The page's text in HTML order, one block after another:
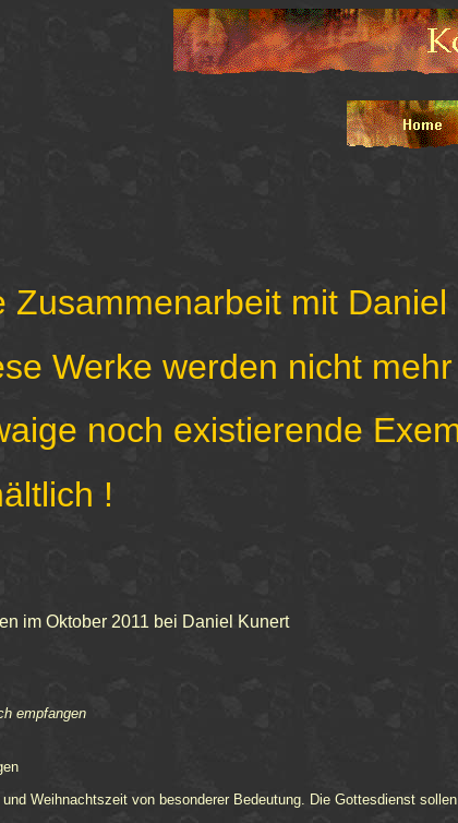
Zusammenarbeit mit
werden nicht mehr
existierende
!
Oktober 2011 bei Daniel Kunert
empfangen
Weihnachtszeit von besonderer Bedeutung. Die Gottesdienst